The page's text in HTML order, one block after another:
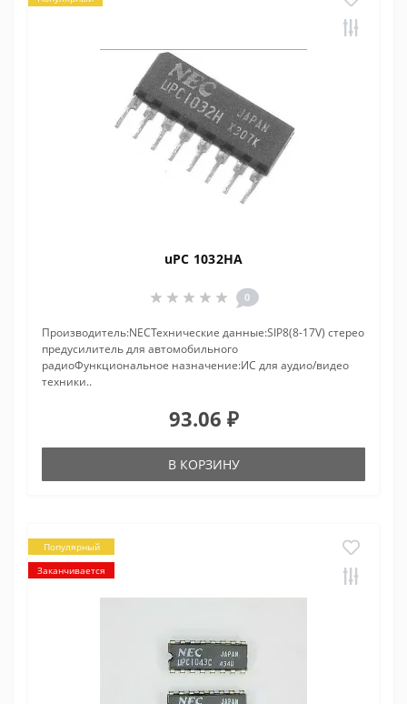
uPC 1032HA
0
Производитель:NECТехнические данные:SIP8(8-17V) стерео
предусилитель для автомобильного
радиоФункциональное назначение:ИС для аудио/видео
техники..
93.06 ₽
В КОРЗИНУ
Популярный
Заканчивается